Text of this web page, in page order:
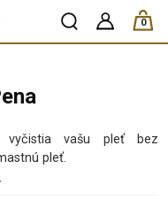
0
ks /
vyčistia vašu pleť bez
pleť.